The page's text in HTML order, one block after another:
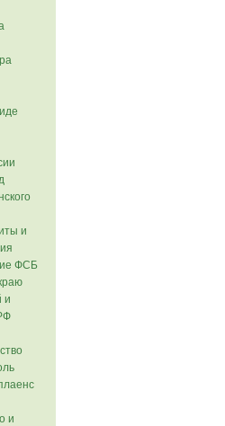
и
ФСБ
и
и